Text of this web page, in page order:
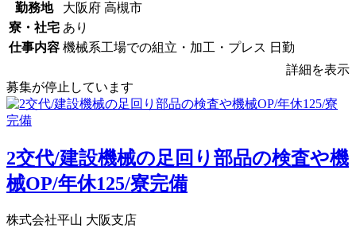
勤務地
大阪府 高槻市
寮・社宅 あり
仕事内容 機械系工場での組立・加工・プレス 日勤
詳細を表示
募集が停止しています
2交代/建設機械の足回り部品の検査や機
械OP/年休125/寮完備
株式会社平山 大阪支店